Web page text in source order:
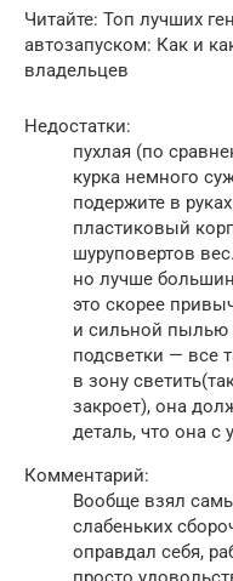
Читайте: Топ лучших
автозапуском: Как и
владельцев
Недостатки:
пухлая (по
курка немного
подержите в
пластиковый
шуруповертов
но лучше
это скорее
и сильной пылью
подсветки — все
в зону
закроет), она
деталь, что она с
Комментарий:
Вообще взял
слабеньких
оправдал себя,